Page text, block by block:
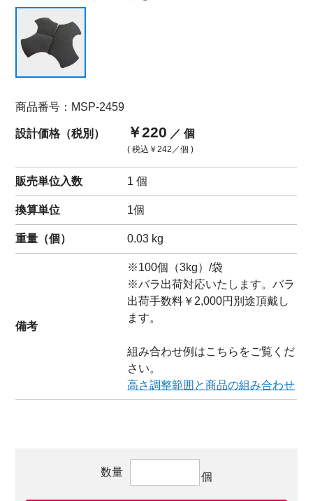
商品番号：MSP-2459
設計価格（税別） ￥220 ／ 個
( 税込 ￥242 ／個 )
販売単位入数 1 個
換算単位 1個
重量（個 ） 0.03 kg
備考
※100個（3kg）/袋
※バラ出荷対応いたします。バラ
出荷手数料￥2,000円別途頂戴し
ます。
組み合わせ例はこちらをご覧くだ
さい。
高さ調整範囲と商品の組み合わせ
数量 個